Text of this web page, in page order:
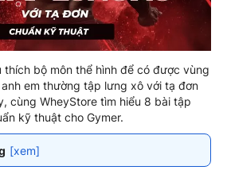
thích bộ môn thể hình để có được vùng
em thường tập lưng xô với tạ đơn
cùng WheyStore tìm hiểu 8 bài tập
kỹ thuật cho Gymer.
[xem]